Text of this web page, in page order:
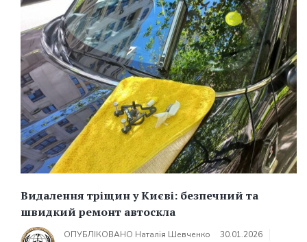
Видалення тріщин у Києві: безпечний та
швидкий ремонт автоскла
ОПУБЛІКОВАНО Наталія Шевченко
30.01.2026